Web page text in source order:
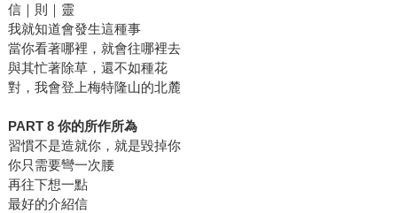
信｜則｜靈
我就知道會發生這種事
當你看著哪裡，就會往哪裡去
與其忙著除草，還不如種花
對，我會登上梅特隆山的北麓
PART 8 你的所作所為
習慣不是造就你，就是毀掉你
你只需要彎一次腰
再往下想一點
最好的介紹信